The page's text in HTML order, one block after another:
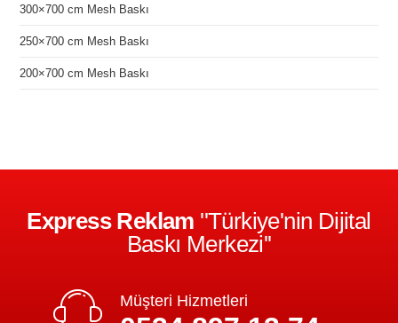
300×700 cm Mesh Baskı
250×700 cm Mesh Baskı
200×700 cm Mesh Baskı
Express Reklam ''Türkiye'nin Dijital
Baskı Merkezi''
Müşteri Hizmetleri